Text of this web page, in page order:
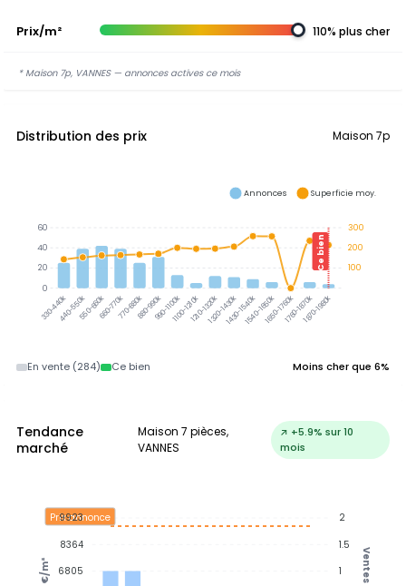
Prix/m² 110% plus cher
* Maison 7p, VANNES — annonces actives ce mois
Distribution des prix Maison 7p
330-440k440-550k550-660k660-770k770-880k880-990k990-1100k1100-1210k1210-1320k1320-1430k1430-1540k1540-1650k1650-1760k1760-1870k1870-1980k
Ce bien
300
200
100
60
40
20
0
Annonces Superficie moy.
En vente (284) Ce bien Moins cher que 6%
Tendance
marché
Maison 7 pièces,
VANNES
↗ +5.9% sur 10
mois
Prix annonce
2
1.5
1
Ventes
9923
8364
6805
€/m²